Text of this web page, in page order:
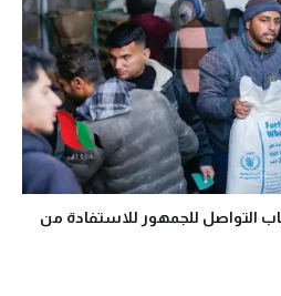
باب التواصل للجمهور للاستفادة من